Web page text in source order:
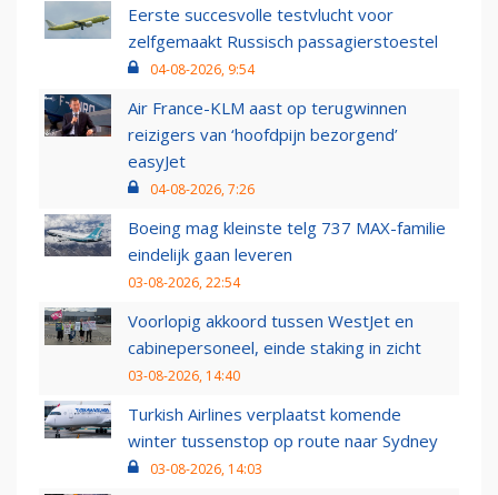
Eerste succesvolle testvlucht voor
zelfgemaakt Russisch passagierstoestel
04-08-2026, 9:54
Air France-KLM aast op terugwinnen
reizigers van ‘hoofdpijn bezorgend’
easyJet
04-08-2026, 7:26
Boeing mag kleinste telg 737 MAX-familie
eindelijk gaan leveren
03-08-2026, 22:54
Voorlopig akkoord tussen WestJet en
cabinepersoneel, einde staking in zicht
03-08-2026, 14:40
Turkish Airlines verplaatst komende
winter tussenstop op route naar Sydney
03-08-2026, 14:03